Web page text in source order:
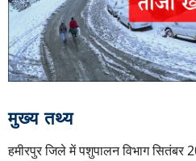
मुख्य तथ्य
हमीरपुर जिले में पशुपालन विभाग सितंबर